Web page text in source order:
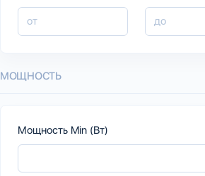
МОЩНОСТЬ
Мощность Min (Вт)